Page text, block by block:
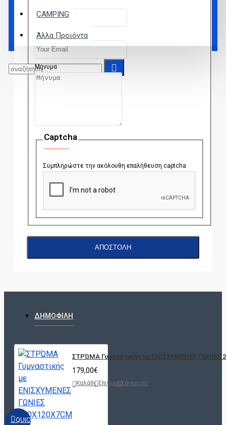
CAMPING
Άλλα Προιόντα
Your Email
Μήνυμα
Captcha
Συμπληρώστε την ακόλουθη επαλήθευση captcha
ΑΠΟΣΤΟΛΉ
ΔΗΜΟΦΙΛΉ
QUICKVIEW
ΣΤΡΏΜΑ Γυμναστικής με ΕΝΙΣΧΥΜΕΝΕΣ ΓΩΝΙΕΣ
179,00€
Καλάθι ΕπιθυμητόΣύγκριση